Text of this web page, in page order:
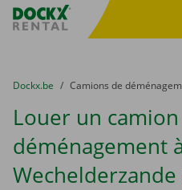
sitename
You are here:
du
Dockx.be to
Camions de
Louer un
déménagement
Wechelderzande